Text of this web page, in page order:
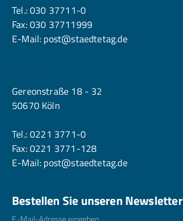
Tel.:030 37711-0
Fax: 030 37711999
E-Mail: post@staedtetag.de
Gereonstraße 18 - 32
50670 Köln
Tel.:0221 3771-0
Fax: 0221 3771-128
E-Mail: post@staedtetag.de
Bestellen Sie unseren Newsletter
E-Mailadresse